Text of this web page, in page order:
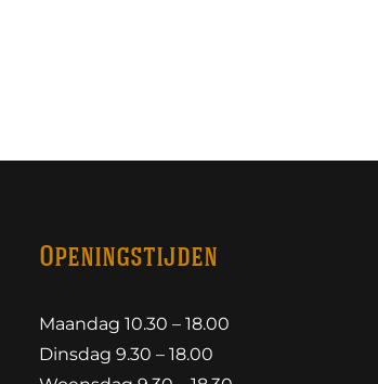
Openingstijden
Maandag 10.30 – 18.00
Dinsdag 9.30 – 18.00